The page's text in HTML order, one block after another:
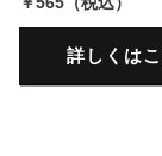
詳しくは